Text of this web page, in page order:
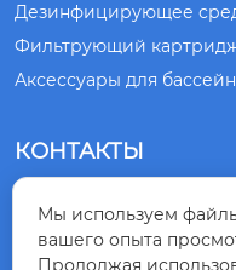
Дезинфицирующее
Фильтрующий
Аксессуары для
КОНТАКТЫ

ПРОВИНЦИЯ
Мы используем
вашего опыта
Продолжая